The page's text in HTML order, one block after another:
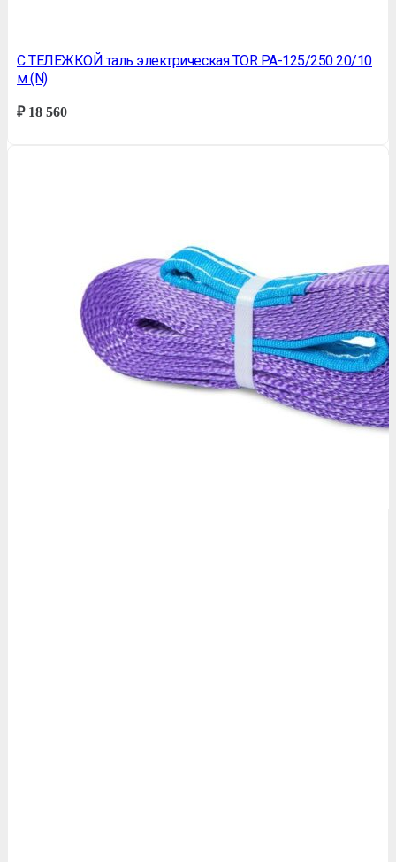
С ТЕЛЕЖКОЙ таль электрическая TOR PA-125/250 20/10
м (N)
₽18 560